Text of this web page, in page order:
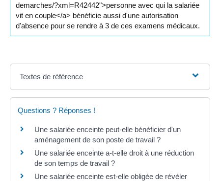
demarches/?xml=R42442">personne avec qui la salariée
vit en couple</a> bénéficie aussi d'une autorisation
d'absence pour se rendre à 3 de ces examens médicaux.
Textes de référence
Questions ? Réponses !
Une salariée enceinte peut-elle bénéficier d'un
aménagement de son poste de travail ?
Une salariée enceinte a-t-elle droit à une réduction
de son temps de travail ?
Une salariée enceinte est-elle obligée de révéler